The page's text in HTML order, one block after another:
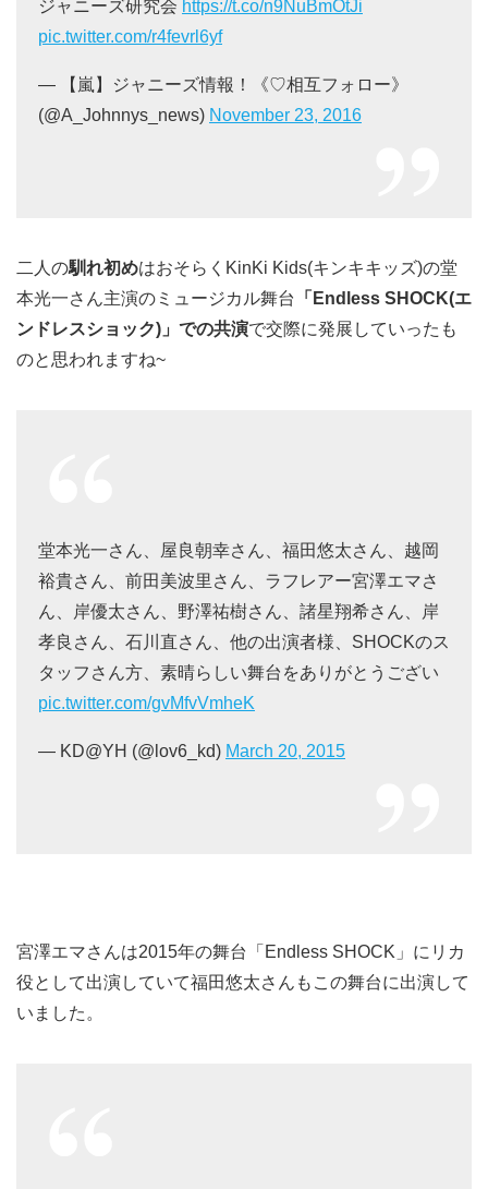
ジャニーズ研究会 https://t.co/n9NuBmOtJi
pic.twitter.com/r4fevrl6yf
— 【嵐】ジャニーズ情報！《♡相互フォロー》
(@A_Johnnys_news) November 23, 2016
二人の馴れ初めはおそらくKinKi Kids(キンキキッズ)の堂
本光一さん主演のミュージカル舞台
「Endless SHOCK(エ
ンドレスショック)」での共演で交際に発展していったも
のと思われますね~
堂本光一さん、屋良朝幸さん、福田悠太さん、越岡
裕貴さん、前田美波里さん、ラフレアー宮澤エマさ
ん、岸優太さん、野澤祐樹さん、諸星翔希さん、岸
孝良さん、石川直さん、他の出演者様、SHOCKのス
タッフさん方、素晴らしい舞台をありがとうござい
pic.twitter.com/gvMfvVmheK
— KD@YH (@lov6_kd) March 20, 2015
宮澤エマさんは2015年の舞台「Endless SHOCK」にリカ
役として出演していて福田悠太さんもこの舞台に出演して
いました。